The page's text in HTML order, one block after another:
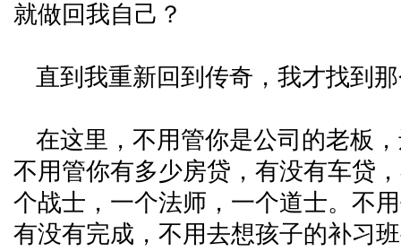
就做回我自己？
直到我重新回到传奇，我才找到
在这里，不用管你是公司的老板
不用管你有多少房贷，有没有车贷
个战士，一个法师，一个道士。不
有没有完成，不用去想孩子的补习